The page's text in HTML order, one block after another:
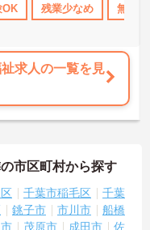
ブランクOK 資格取得サ
OK 残業少なめ 無資
求人の一覧を見
市区町村から探す
千葉市稲毛区
千葉
銚子市 市川市
船橋
茂原市 成田市
佐